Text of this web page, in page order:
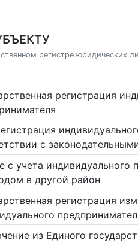
регистре юридических
регистрация
с
с учета индивидуального
в другой район
регистрация
из Единого